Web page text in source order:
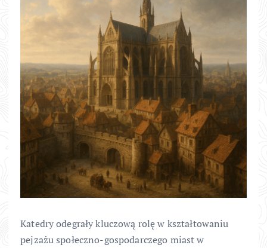
Katedry odegrały kluczową rolę w kształtowaniu
pejzażu społeczno-gospodarczego miast w